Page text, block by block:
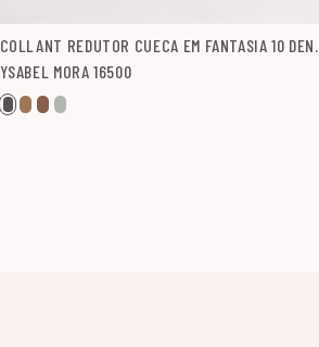
COLLANT REDUTOR CUECA EM FANTASIA 10 DEN.
YSABEL MORA 16500